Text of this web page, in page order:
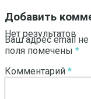
Нет результатов
Смотреть все
Добавить
Ваш адрес email не
поля помечены *
Комментарий *